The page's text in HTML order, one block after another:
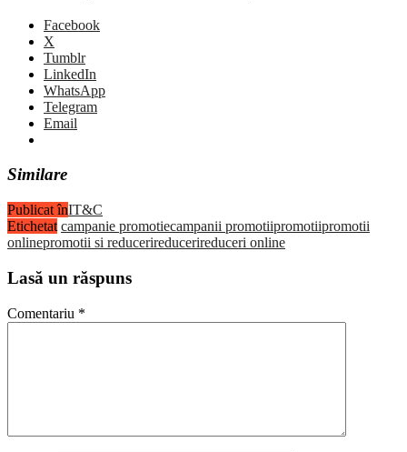
Facebook
X
Tumblr
LinkedIn
WhatsApp
Telegram
Email
Similare
Publicat înIT&C
Etichetat campanie promotiecampanii promotiipromotiipromotii
onlinepromotii si reducerireducerireduceri online
Lasă un răspuns
Comentariu *